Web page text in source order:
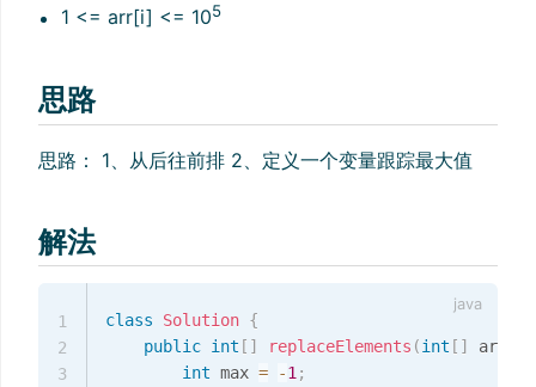
1 <= arr[i] <= 105
思路
思路： 1、从后往前排 2、定义一个变量跟踪最大值
解法
class Solution {
public int [ ] replaceElements (int [ ] arr
int max = -1 ;
1
2
3